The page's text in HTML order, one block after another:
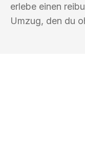
erlebe einen
Umzug, den du